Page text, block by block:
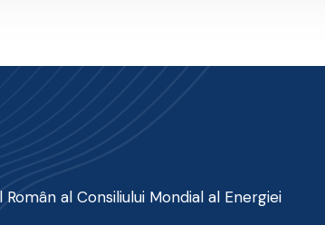
al Consiliului Mondial al Energiei